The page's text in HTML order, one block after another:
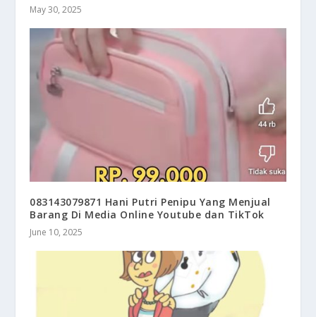
May 30, 2025
083143079871 Hani Putri Penipu Yang Menjual
Barang Di Media Online Youtube dan TikTok
June 10, 2025